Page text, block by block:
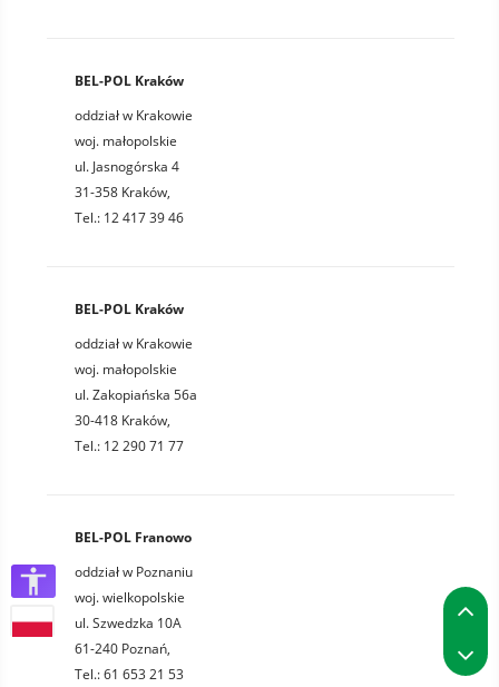
BEL-POL Kraków
oddział w Krakowie
woj. małopolskie
ul. Jasnogórska 4
31-358 Kraków,
Tel.: 12 417 39 46
BEL-POL Kraków
oddział w Krakowie
woj. małopolskie
ul. Zakopiańska 56a
30-418 Kraków,
Tel.: 12 290 71 77
BEL-POL Franowo
oddział w Poznaniu
woj. wielkopolskie
ul. Szwedzka 10A
61-240 Poznań,
Tel.: 61 653 21 53